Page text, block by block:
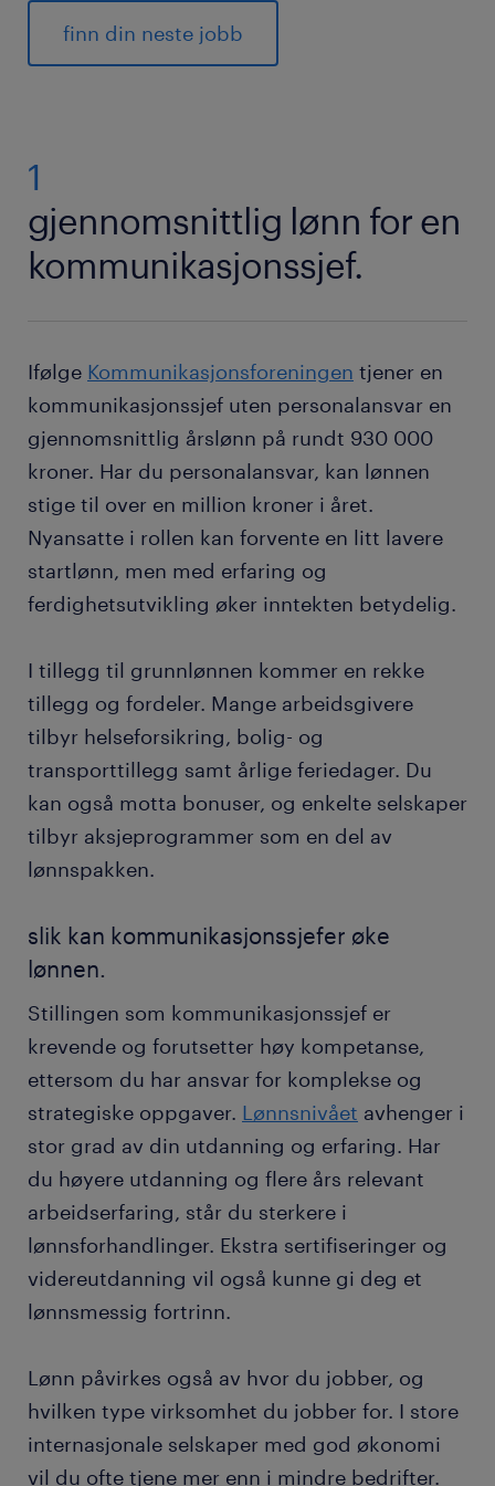
finn din neste jobb
1
gjennomsnittlig lønn for en
kommunikasjonssjef.
Ifølge Kommunikasjonsforeningen tjener en
kommunikasjonssjef uten personalansvar en
gjennomsnittlig årslønn på rundt 930 000
kroner. Har du personalansvar, kan lønnen
stige til over en million kroner i året.
Nyansatte i rollen kan forvente en litt lavere
startlønn, men med erfaring og
ferdighetsutvikling øker inntekten betydelig.
I tillegg til grunnlønnen kommer en rekke
tillegg og fordeler. Mange arbeidsgivere
tilbyr helseforsikring, bolig- og
transporttillegg samt årlige feriedager. Du
kan også motta bonuser, og enkelte selskaper
tilbyr aksjeprogrammer som en del av
lønnspakken.
slik kan kommunikasjonssjefer øke
lønnen.
Stillingen som kommunikasjonssjef er
krevende og forutsetter høy kompetanse,
ettersom du har ansvar for komplekse og
strategiske oppgaver. Lønnsnivået avhenger i
stor grad av din utdanning og erfaring. Har
du høyere utdanning og flere års relevant
arbeidserfaring, står du sterkere i
lønnsforhandlinger. Ekstra sertifiseringer og
videreutdanning vil også kunne gi deg et
lønnsmessig fortrinn.
Lønn påvirkes også av hvor du jobber, og
hvilken type virksomhet du jobber for. I store
internasjonale selskaper med god økonomi
vil du ofte tjene mer enn i mindre bedrifter.